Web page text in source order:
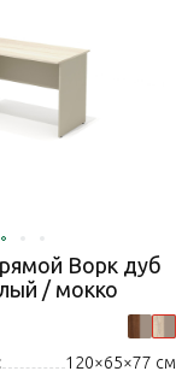
Ворк дуб
/ мокко
120×65×77 см